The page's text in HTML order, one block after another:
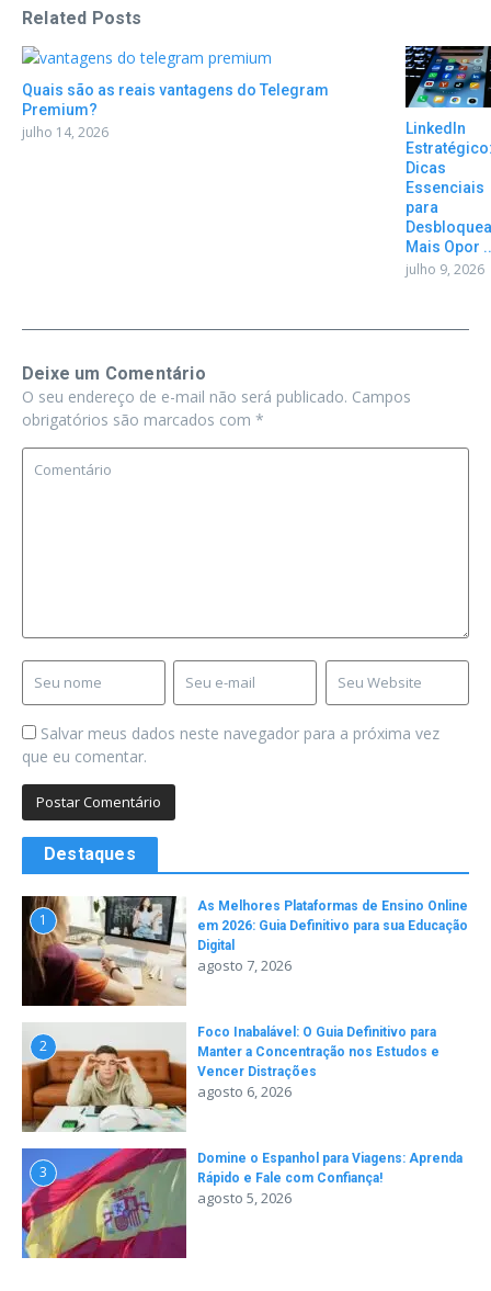
Related Posts
Quais são as reais vantagens do Telegram
Premium?
julho 14, 2026
LinkedIn
Dicas
Essenciais
para
Mais Opor
julho 9, 2026
Deixe um Comentário
O seu endereço de e-mail não será publicado. Campos
obrigatórios são marcados com *
Salvar meus dados neste navegador para a próxima vez
que eu comentar.
Destaques
1
As Melhores Plataformas de Ensino Online
em 2026: Guia Definitivo para sua Educação
Digital
agosto 7, 2026
2
Foco Inabalável: O Guia Definitivo para
Manter a Concentração nos Estudos e
Vencer Distrações
agosto 6, 2026
3
Domine o Espanhol para Viagens: Aprenda
Rápido e Fale com Confiança!
agosto 5, 2026